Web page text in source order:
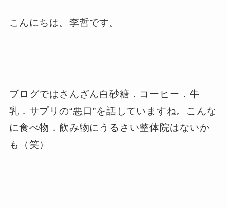
こんにちは。李哲です。
ブログではさんざん白砂糖．コーヒー．牛
乳．サプリの“悪口”を話していますね。こんな
に食べ物．飲み物にうるさい整体院はないか
も（笑）